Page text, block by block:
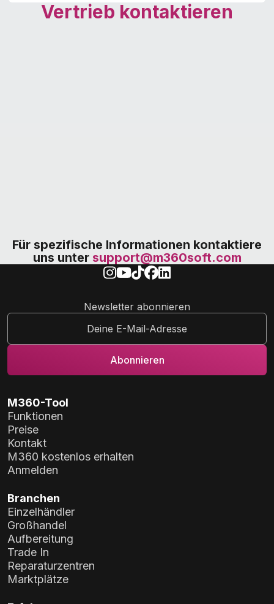
Vertrieb kontaktieren
Für spezifische Informationen kontaktiere
uns unter support@m360soft.com
Newsletter abonnieren
M360-Tool
Funktionen
Preise
Kontakt
M360 kostenlos erhalten
Anmelden
Branchen
Einzelhändler
Großhandel
Aufbereitung
Trade In
Reparaturzentren
Marktplätze